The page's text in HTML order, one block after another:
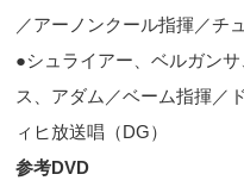
／アーノンクール指揮／チ
●シュライアー、ベルガン
ス、アダム／ベーム指揮／
ィヒ放送唱（DG）
参考DVD